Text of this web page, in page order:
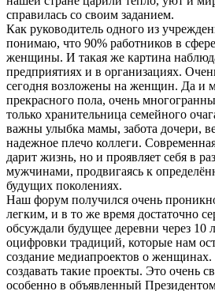
справилась со своим заданием.
Как руководитель одного из
понимаю, что 90% работников в
женщины. И такая же картина
предприятиях и в организациях.
сегодня возложены на женщин. Да и
прекрасного пола, очень
только хранительница семейного
важны улыбка мамы, забота дочери,
надежное плечо коллеги.
дарит жизнь, но и проявляет себя в
мужчинами, продвигаясь к
будущих поколениях.
Наш форум получился очень
легким, и в то же время достаточно
обсуждали будущее деревни через 10
оцифровки традиций, которые нам
создание медиапроектов о
создавать такие проекты. Это очень
особенно в объявленный